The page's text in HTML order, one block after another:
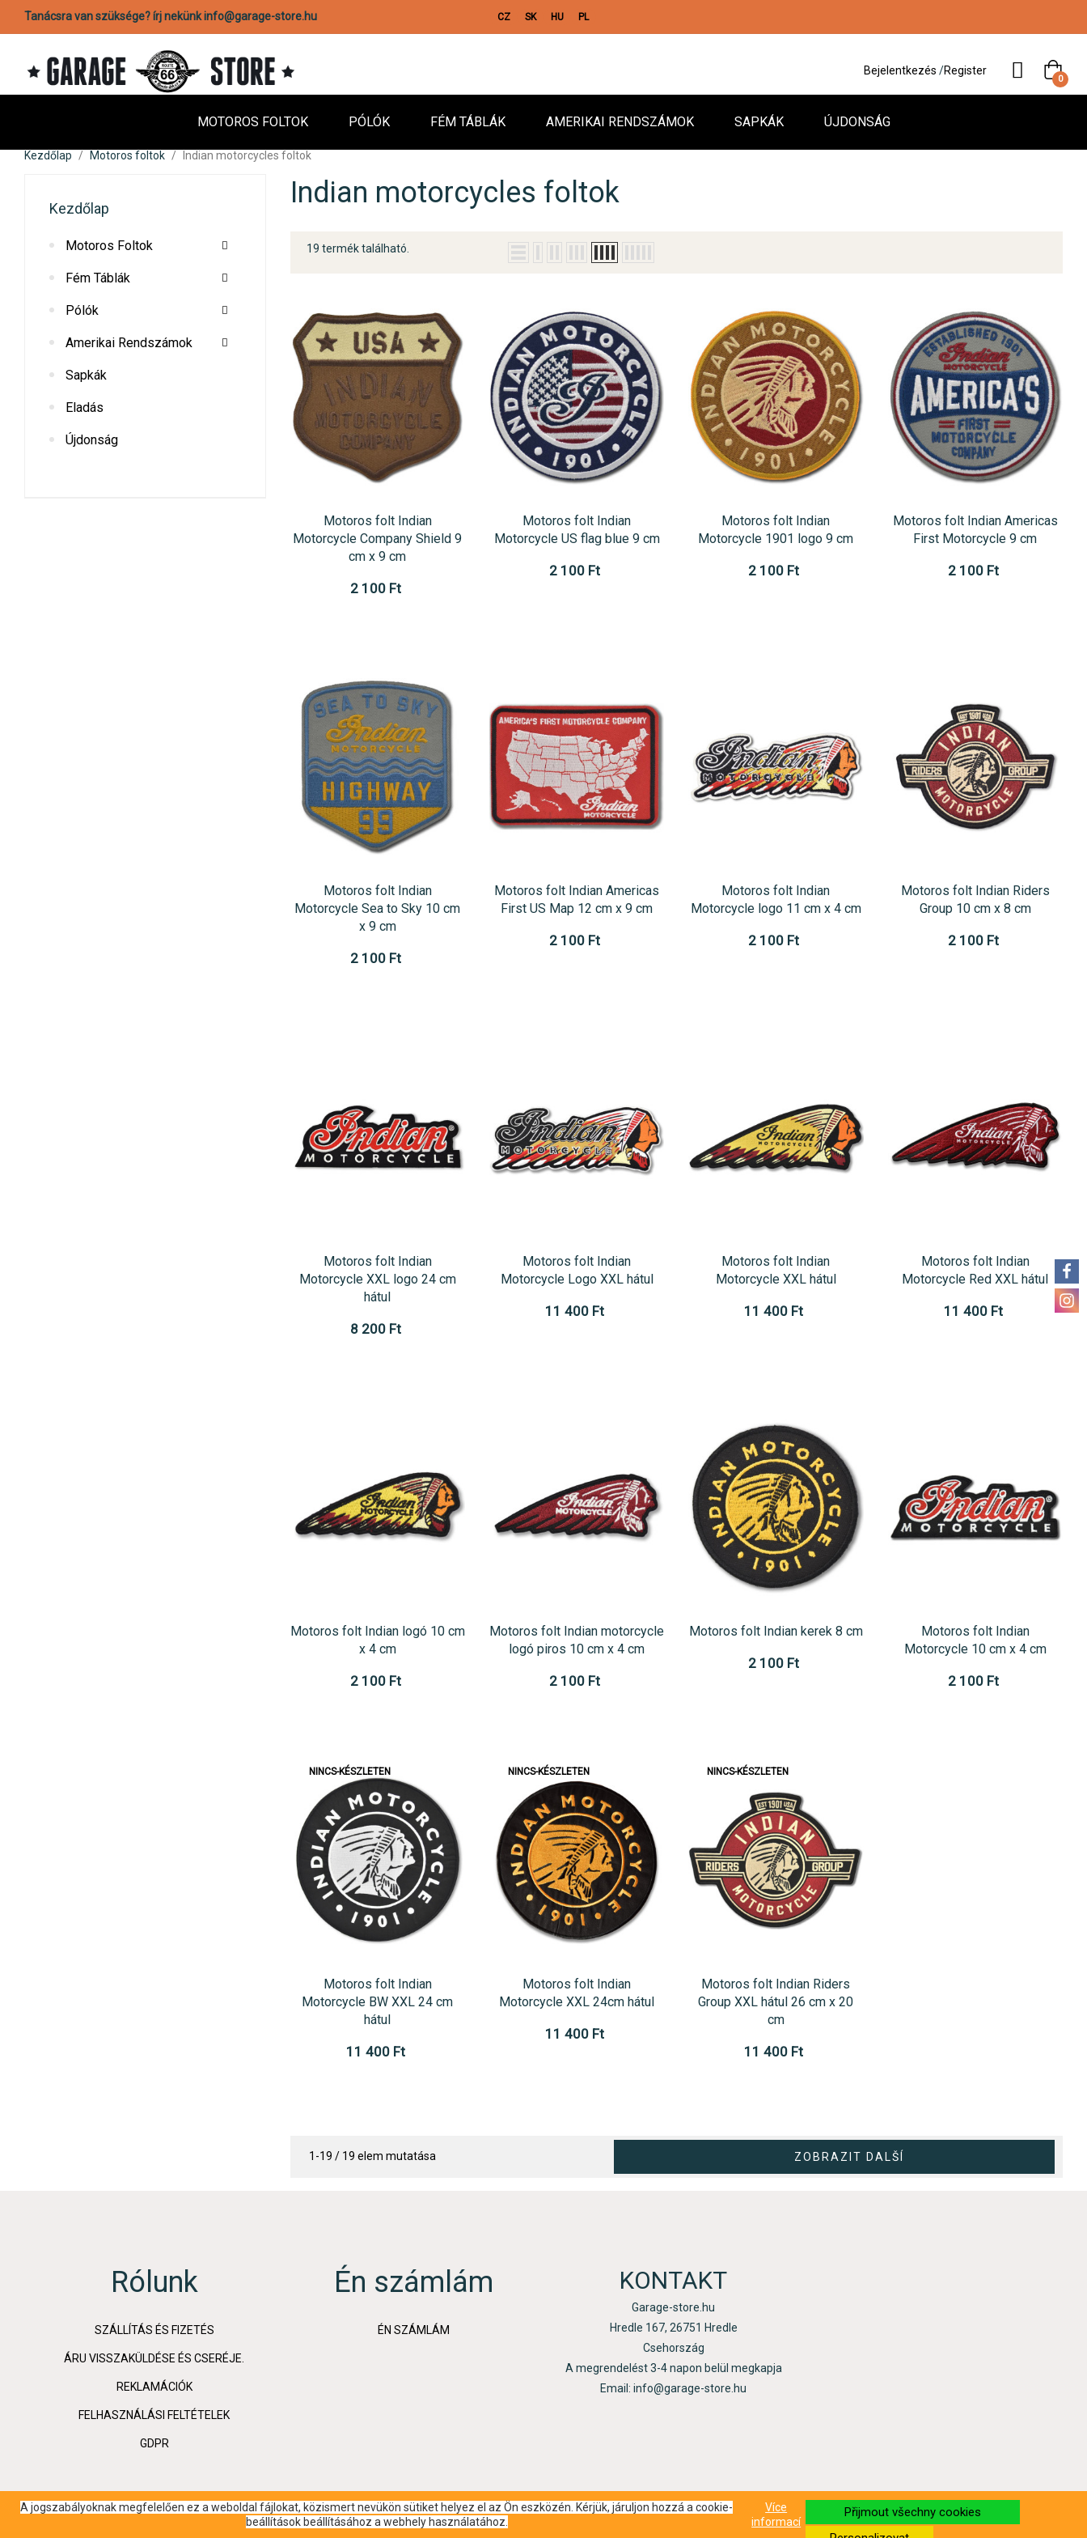
A jogszabályoknak megfelelően ez a weboldal fájlokat, közismert nevükön sütiket helyez el az Ön eszközén. Kérjük, járuljon hozzá a cookie-
beállítások beállításához a webhely használatához.
Více
informací
Přijmout všechny cookies
Tanácsra van szüksége? írj nekünk info@garage-store.hu CZ SK HU PL
Bejelentkezés /Register
0
MOTOROS FOLTOK PÓLÓK FÉM TÁBLÁK AMERIKAI RENDSZÁMOK SAPKÁK ÚJDONSÁG
Kezdőlap Motoros foltok Indian motorcycles foltok
Kezdőlap
Motoros Foltok
Fém Táblák
Pólók
Amerikai Rendszámok
Sapkák
Eladás
Újdonság
Indian motorcycles foltok
19 termék található.
Motoros folt Indian
Motorcycle Company Shield 9
cm x 9 cm
2 100 Ft
Motoros folt Indian
Motorcycle US flag blue 9 cm
2 100 Ft
Motoros folt Indian
Motorcycle 1901 logo 9 cm
2 100 Ft
Motoros folt Indian Americas
First Motorcycle 9 cm
2 100 Ft
Motoros folt Indian
Motorcycle Sea to Sky 10 cm
x 9 cm
2 100 Ft
Motoros folt Indian Americas
First US Map 12 cm x 9 cm
2 100 Ft
Motoros folt Indian
Motorcycle logo 11 cm x 4 cm
2 100 Ft
Motoros folt Indian Riders
Group 10 cm x 8 cm
2 100 Ft
Motoros folt Indian
Motorcycle XXL logo 24 cm
hátul
8 200 Ft
Motoros folt Indian
Motorcycle Logo XXL hátul
11 400 Ft
Motoros folt Indian
Motorcycle XXL hátul
11 400 Ft
Motoros folt Indian
Motorcycle Red XXL hátul
11 400 Ft
Motoros folt Indian logó 10 cm
x 4 cm
2 100 Ft
Motoros folt Indian motorcycle
logó piros 10 cm x 4 cm
2 100 Ft
Motoros folt Indian kerek 8 cm
2 100 Ft
Motoros folt Indian
Motorcycle 10 cm x 4 cm
2 100 Ft
NINCS-KÉSZLETEN
Motoros folt Indian
Motorcycle BW XXL 24 cm
hátul
11 400 Ft
NINCS-KÉSZLETEN
Motoros folt Indian
Motorcycle XXL 24cm hátul
11 400 Ft
NINCS-KÉSZLETEN
Motoros folt Indian Riders
Group XXL hátul 26 cm x 20
cm
11 400 Ft
1-19 / 19 elem mutatása
Rólunk
SZÁLLÍTÁS ÉS FIZETÉS
ÁRU VISSZAKÜLDÉSE ÉS CSERÉJE.
REKLAMÁCIÓK
FELHASZNÁLÁSI FELTÉTELEK
GDPR
Én számlám
ÉN SZÁMLÁM
KONTAKT
Garage-store.hu
Hredle 167, 26751 Hredle
Csehország
A megrendelést 3-4 napon belül megkapja
Email: info@garage-store.hu